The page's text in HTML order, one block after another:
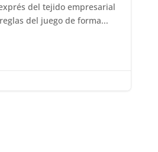
del tejido empresarial
del juego de forma...